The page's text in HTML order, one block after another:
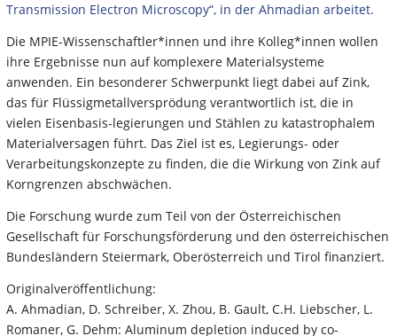
Transmission Electron Microscopy“, in der Ahmadian arbeitet.
Die MPIE-Wissenschaftler*innen und ihre Kolleg*innen wollen
ihre Ergebnisse nun auf komplexere Materialsysteme
anwenden. Ein besonderer Schwerpunkt liegt dabei auf Zink,
das für Flüssigmetallversprödung verantwortlich ist, die in
vielen Eisenbasis-legierungen und Stählen zu katastrophalem
Materialversagen führt. Das Ziel ist es, Legierungs- oder
Verarbeitungskonzepte zu finden, die die Wirkung von Zink auf
Korngrenzen abschwächen.
Die Forschung wurde zum Teil von der Österreichischen
Gesellschaft für Forschungsförderung und den österreichischen
Bundesländern Steiermark, Oberösterreich und Tirol finanziert.
Originalveröffentlichung:
A. Ahmadian, D. Schreiber, X. Zhou, B. Gault, C.H. Liebscher, L.
Romaner, G. Dehm: Aluminum depletion induced by co-